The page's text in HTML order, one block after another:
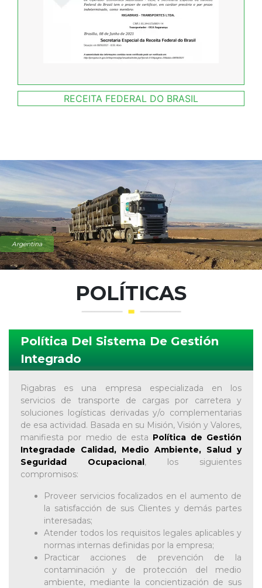
RECEITA FEDERAL DO BRASIL
Argentina
POLÍTICAS
Política Del Sistema De Gestión
Integrado
Rigabras es una empresa especializada en los
servicios de transporte de cargas por carretera y
soluciones logísticas derivadas y/o complementarias
de esa actividad. Basada en su Misión, Visión y Valores,
manifiesta por medio de esta Política de Gestión
Integradade Calidad, Medio Ambiente, Salud y
Seguridad Ocupacional, los siguientes
compromisos:
Proveer servicios focalizados en el aumento de
la satisfacción de sus Clientes y demás partes
interesadas;
Atender todos los requisitos legales aplicables y
normas internas definidas por la empresa;
Practicar acciones de prevención de la
contaminación y de protección del medio
ambiente, mediante la concientización de sus